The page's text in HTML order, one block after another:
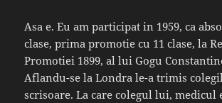
Asa e. Eu am participat in 1959, ca
clase, prima promotie cu 11 clase, la
Promotiei 1899, al lui Gogu
Aflandu-se la Londra le-a trimis
scrisoare. La care colegul lui, medicul